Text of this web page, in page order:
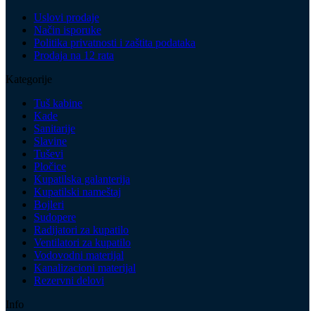
Uslovi prodaje
Način isporuke
Politika privatnosti i zaštita podataka
Prodaja na 12 rata
Kategorije
Tuš kabine
Kade
Sanitarije
Slavine
Tuševi
Pločice
Kupatilska galanterija
Kupatilski nameštaj
Bojleri
Sudopere
Radijatori za kupatilo
Ventilatori za kupatilo
Vodovodni materijal
Kanalizacioni materijal
Rezervni delovi
Info